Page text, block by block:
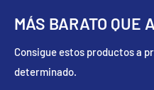
MÁS BARATO QUE
Consigue estos productos a
determinado.